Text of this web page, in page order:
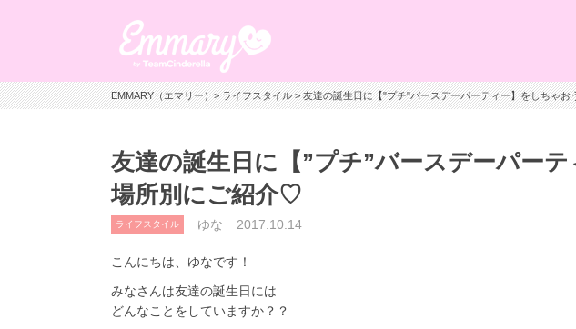
EMMARY（エマリー）>ライフスタイル> 友達の誕生日に【"プチ"バースデーパーティー】をしちゃ
友達の誕生日に【”プチ”バースデーパー
場所別にご紹介♡
ライフスタイル ゆな 2017.10.14
こんにちは、ゆなです！
みなさんは友達の誕生日には
どんなことをしていますか？？